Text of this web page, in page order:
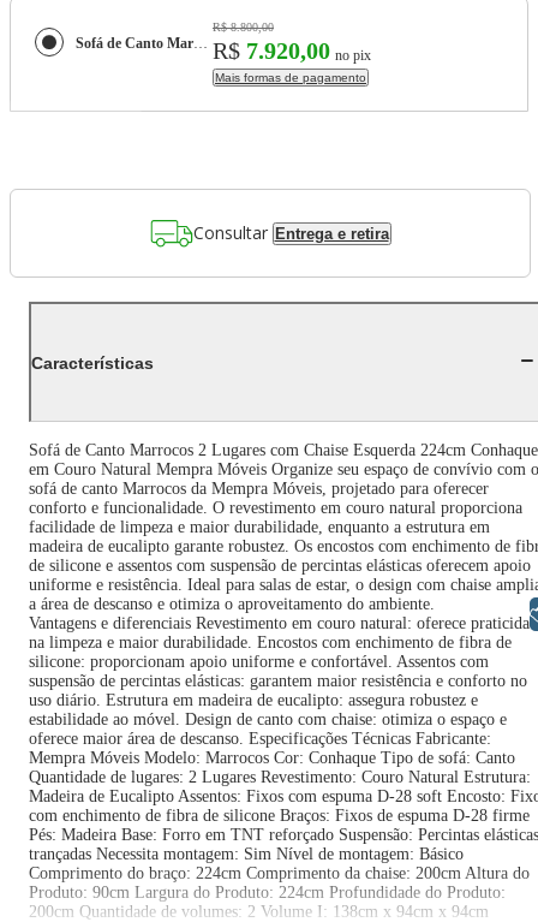
Sofá de Canto Marrocos 2 Lugares com Chaise Esquerda Conhaque em Couro Natural Mempra Móveis
R$ 8.800,00
R$ 7.920,00 no pix
Mais formas de pagamento
Consultar Entrega e retira
Características
Sofá de Canto Marrocos 2 Lugares com Chaise Esquerda 224cm Conhaque
em Couro Natural Mempra Móveis Organize seu espaço de convívio com o
sofá de canto Marrocos da Mempra Móveis, projetado para oferecer
conforto e funcionalidade. O revestimento em couro natural proporciona
facilidade de limpeza e maior durabilidade, enquanto a estrutura em
madeira de eucalipto garante robustez. Os encostos com enchimento de
de silicone e assentos com suspensão de percintas elásticas oferecem apoio
uniforme e resistência. Ideal para salas de estar, o design com chaise
a área de descanso e otimiza o aproveitamento do ambiente.
Vantagens e diferenciais Revestimento em couro natural: oferece
na limpeza e maior durabilidade. Encostos com enchimento de fibra de
silicone: proporcionam apoio uniforme e confortável. Assentos com
suspensão de percintas elásticas: garantem maior resistência e conforto no
uso diário. Estrutura em madeira de eucalipto: assegura robustez e
estabilidade ao móvel. Design de canto com chaise: otimiza o espaço e
oferece maior área de descanso. Especificações Técnicas Fabricante:
Mempra Móveis Modelo: Marrocos Cor: Conhaque Tipo de sofá: Canto
Quantidade de lugares: 2 Lugares Revestimento: Couro Natural Estrutura:
Madeira de Eucalipto Assentos: Fixos com espuma D-28 soft Encosto:
com enchimento de fibra de silicone Braços: Fixos de espuma D-28 firme
Pés: Madeira Base: Forro em TNT reforçado Suspensão: Percintas elásticas
trançadas Necessita montagem: Sim Nível de montagem: Básico
Comprimento do braço: 224cm Comprimento da chaise: 200cm Altura do
Produto: 90cm Largura do Produto: 224cm Profundidade do Produto:
200cm Quantidade de volumes: 2 Volume I: 138cm x 94cm x 94cm
Libras